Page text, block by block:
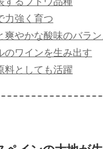
力強く育つ
爽やかな酸味のバラン
のワインを生み出す
料としても活躍